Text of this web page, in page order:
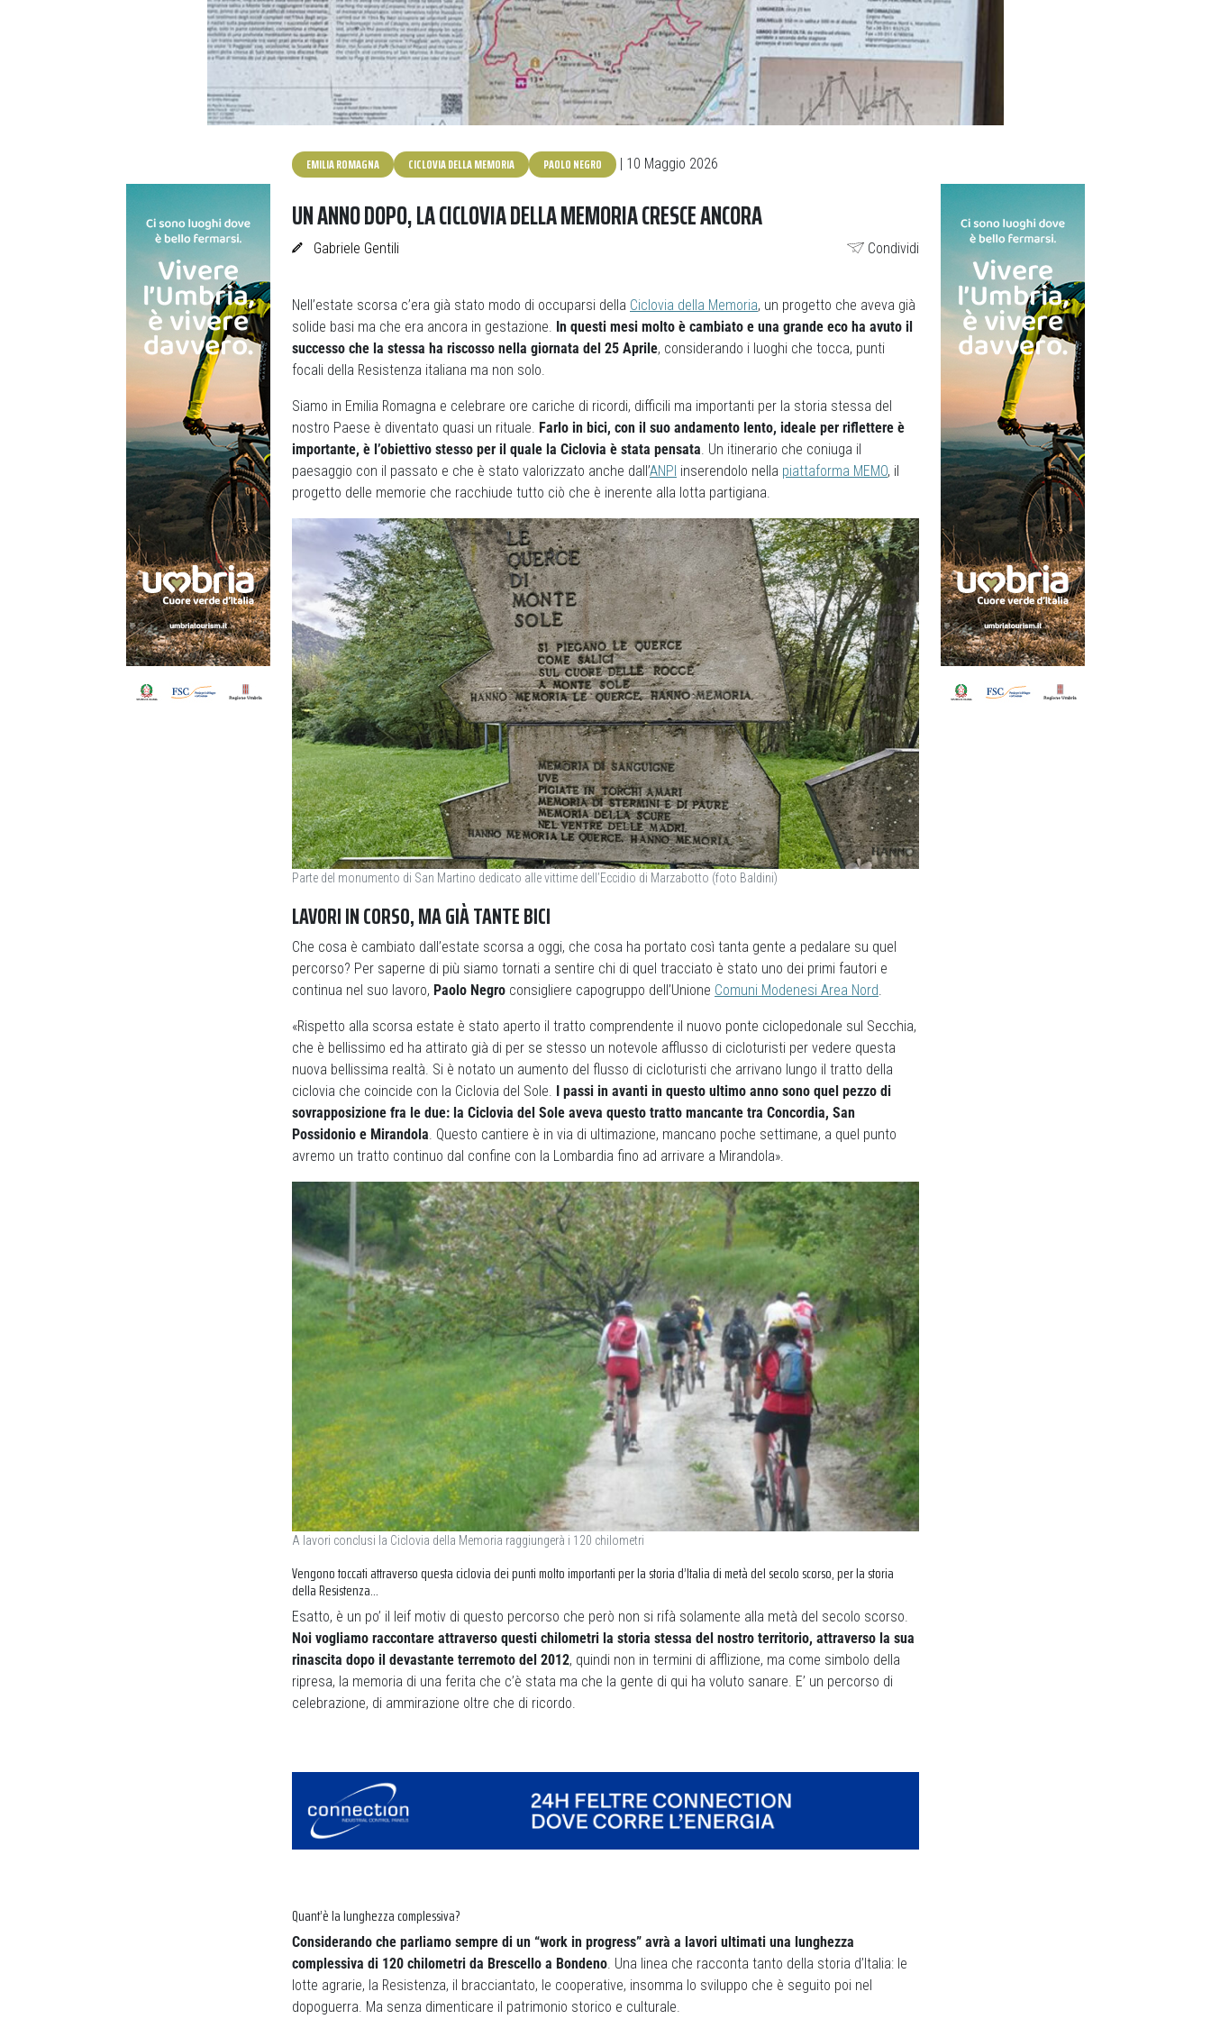
EMILIA ROMAGNA CICLOVIA DELLA MEMORIA PAOLO NEGRO | 10 Maggio 2026
UN ANNO DOPO, LA CICLOVIA DELLA MEMORIA CRESCE ANCORA
Gabriele Gentili Condividi
Nell’estate scorsa c’era già stato modo di occuparsi della Ciclovia della Memoria, un progetto che aveva già
solide basi ma che era ancora in gestazione. In questi mesi molto è cambiato e una grande eco ha avuto il
successo che la stessa ha riscosso nella giornata del 25 Aprile, considerando i luoghi che tocca, punti
focali della Resistenza italiana ma non solo.
Siamo in Emilia Romagna e celebrare ore cariche di ricordi, difficili ma importanti per la storia stessa del
nostro Paese è diventato quasi un rituale. Farlo in bici, con il suo andamento lento, ideale per riflettere è
importante, è l’obiettivo stesso per il quale la Ciclovia è stata pensata. Un itinerario che coniuga il
paesaggio con il passato e che è stato valorizzato anche dall’ANPI inserendolo nella piattaforma MEMO, il
progetto delle memorie che racchiude tutto ciò che è inerente alla lotta partigiana.
Parte del monumento di San Martino dedicato alle vittime dell’Eccidio di Marzabotto (foto Baldini)
LAVORI IN CORSO, MA GIÀ TANTE BICI
Che cosa è cambiato dall’estate scorsa a oggi, che cosa ha portato così tanta gente a pedalare su quel
percorso? Per saperne di più siamo tornati a sentire chi di quel tracciato è stato uno dei primi fautori e
continua nel suo lavoro, Paolo Negro consigliere capogruppo dell’Unione Comuni Modenesi Area Nord
«Rispetto alla scorsa estate è stato aperto il tratto comprendente il nuovo ponte ciclopedonale sul Secchia,
che è bellissimo ed ha attirato già di per se stesso un notevole afflusso di cicloturisti per vedere questa
nuova bellissima realtà. Si è notato un aumento del flusso di cicloturisti che arrivano lungo il tratto della
ciclovia che coincide con la Ciclovia del Sole. I passi in avanti in questo ultimo anno sono quel pezzo di
sovrapposizione fra le due: la Ciclovia del Sole aveva questo tratto mancante tra Concordia, San
Possidonio e Mirandola . Questo cantiere è in via di ultimazione, mancano poche settimane, a quel punto
avremo un tratto continuo dal confine con la Lombardia fino ad arrivare a Mirandola».
A lavori conclusi la Ciclovia della Memoria raggiungerà i 120 chilometri
Vengono toccati attraverso questa ciclovia dei punti molto importanti per la storia d’Italia di metà del secolo scorso, per la storia
della Resistenza…
Esatto, è un po’ il leif motiv di questo percorso che però non si rifà solamente alla metà del secolo scorso.
Noi vogliamo raccontare attraverso questi chilometri la storia stessa del nostro territorio, attraverso la sua
rinascita dopo il devastante terremoto del 2012, quindi non in termini di afflizione, ma come simbolo della
ripresa, la memoria di una ferita che c’è stata ma che la gente di qui ha voluto sanare. E’ un percorso di
celebrazione, di ammirazione oltre che di ricordo.
Quant’è la lunghezza complessiva?
Considerando che parliamo sempre di un “work in progress” avrà a lavori ultimati una lunghezza
complessiva di 120 chilometri da Brescello a Bondeno. Una linea che racconta tanto della storia d’Italia: le
lotte agrarie, la Resistenza, il bracciantato, le cooperative, insomma lo sviluppo che è seguito poi nel
dopoguerra. Ma senza dimenticare il patrimonio storico e culturale.